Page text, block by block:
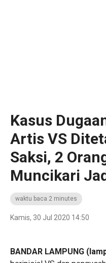
Kasus
Artis VS
Saksi, 2
Muncikari
waktu baca 2 minutes
Kamis, 30 Jul 2020 14:50
BANDAR LAMPUNG